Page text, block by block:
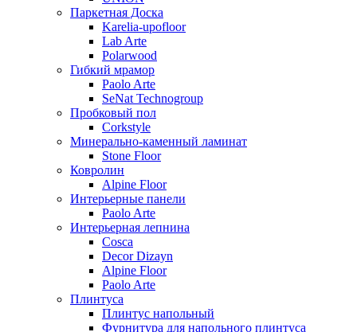
Паркетная Доска
Karelia-upofloor
Lab Arte
Polarwood
Гибкий мрамор
Paolo Arte
SeNat Technogroup
Пробковый пол
Corkstyle
Минерально-каменный ламинат
Stone Floor
Ковролин
Alpine Floor
Интерьерные панели
Paolo Arte
Интерьерная лепнина
Cosca
Decor Dizayn
Alpine Floor
Paolo Arte
Плинтуса
Плинтус напольный
Фурнитура для напольного плинтуса